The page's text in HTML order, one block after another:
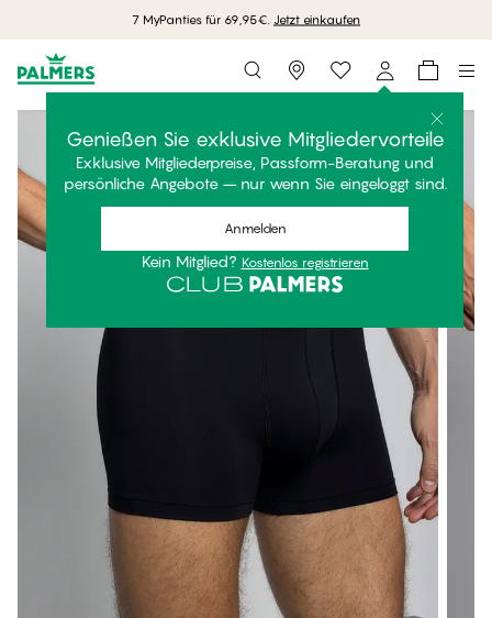
7 MyPanties für 69,95€. Jetzt einkaufen
Storefinder
Genießen Sie exklusive Mitgliedervorteile
Exklusive Mitgliederpreise, Passform-Beratung und
persönliche Angebote – nur wenn Sie eingeloggt sind.
Anmelden
Kein Mitglied? Kostenlos registrieren